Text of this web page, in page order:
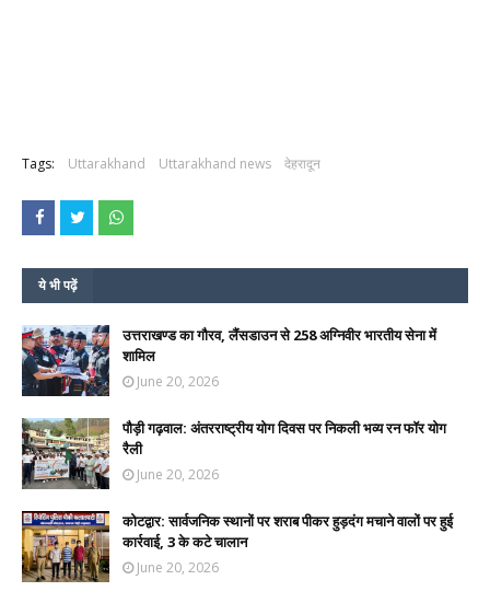
Tags: Uttarakhand Uttarakhand news देहरादून
ये भी पढ़ें
उत्तराखण्ड का गौरव, लैंसडाउन से 258 अग्निवीर भारतीय सेना में
शामिल
June 20, 2026
पौड़ी गढ़वाल: अंतरराष्ट्रीय योग दिवस पर निकली भव्य रन फॉर योग
रैली
June 20, 2026
कोटद्वार: सार्वजनिक स्थानों पर शराब पीकर हुड़दंग मचाने वालों पर हुई
कार्रवाई, 3 के कटे चालान
June 20, 2026